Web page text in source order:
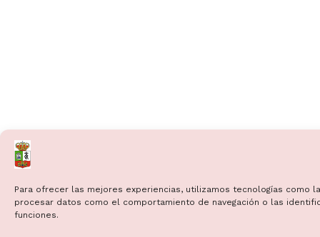
Para ofrecer las mejores experiencias, utilizamos tecnologías
procesar datos como el comportamiento de navegación o las
funciones.